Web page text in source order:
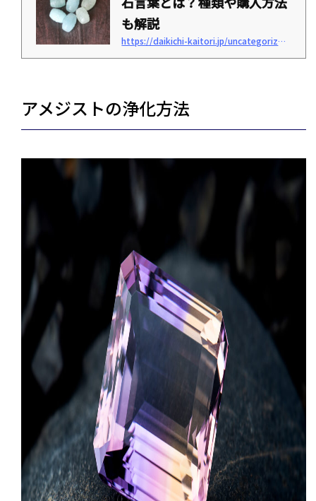
も解説
https://daikichi-kaitori.jp/uncategorized/aquamarine-stone-words
この記事でわかること＞アクアマリンの石言葉アクアマリンの魅力アクアマリンが合
う人アクアマリンの購入方法3月の誕生石“ア...
アメジストの浄化方法